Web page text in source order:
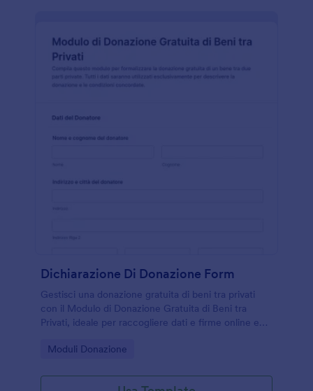
Dichiarazione Di Donazione Form
Gestisci una donazione gratuita di beni tra privati
con il Modulo di Donazione Gratuita di Beni tra
Privati, ideale per raccogliere dati e firme online e
concordate.
Go to Category:
Moduli Donazione